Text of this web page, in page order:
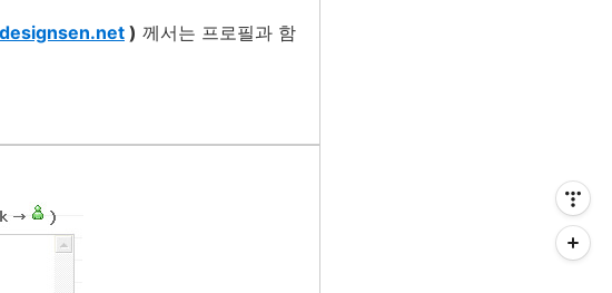
) 께서는 프로필과 함